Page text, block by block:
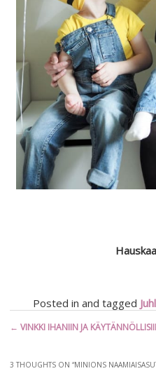
Posted in and tagged
Artikkelien
← VINKKI IHANIIN JA
3 THOUGHTS ON “MINIONS